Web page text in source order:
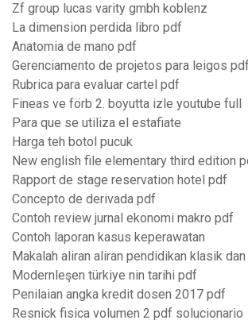
Zf group lucas varity gmbh koblenz
La dimension perdida libro pdf
Anatomia de mano pdf
Gerenciamento de projetos para leigos pdf
Rubrica para evaluar cartel pdf
Fineas ve förb 2. boyutta izle youtube full
Para que se utiliza el estafiate
Harga teh botol pucuk
New english file elementary third edition
Rapport de stage reservation hotel pdf
Concepto de derivada pdf
Contoh review jurnal ekonomi makro pdf
Contoh laporan kasus keperawatan
Makalah aliran aliran pendidikan klasik
Modernleşen türkiye nin tarihi pdf
Penilaian angka kredit dosen 2017 pdf
Resnick fisica volumen 2 pdf solucionario